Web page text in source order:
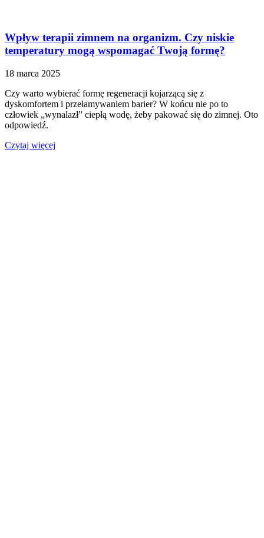
Wpływ terapii zimnem na organizm. Czy niskie
temperatury mogą wspomagać Twoją formę?
18 marca 2025
Czy warto wybierać formę regeneracji kojarzącą się z
dyskomfortem i przełamywaniem barier? W końcu nie po to
człowiek „wynalazł” ciepłą wodę, żeby pakować się do zimnej. Oto
odpowiedź.
Czytaj więcej